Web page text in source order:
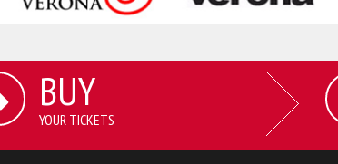
BUY
YOUR TICKETS